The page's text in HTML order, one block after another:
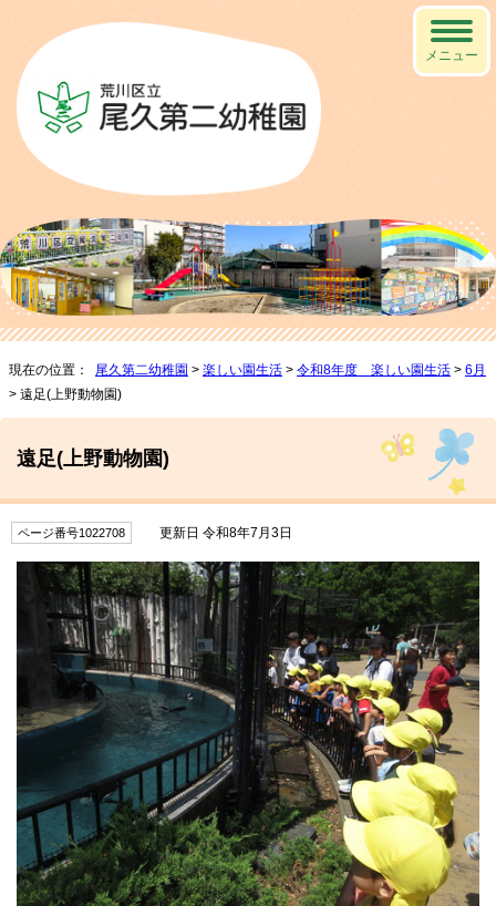
メニュー
現在の位置： 尾久第二幼稚園 > 楽しい園生活 > 令和8年度 楽しい園生活 > 6月
> 遠足(上野動物園)
遠足(上野動物園)
ページ番号1022708 更新日 令和8年7月3日